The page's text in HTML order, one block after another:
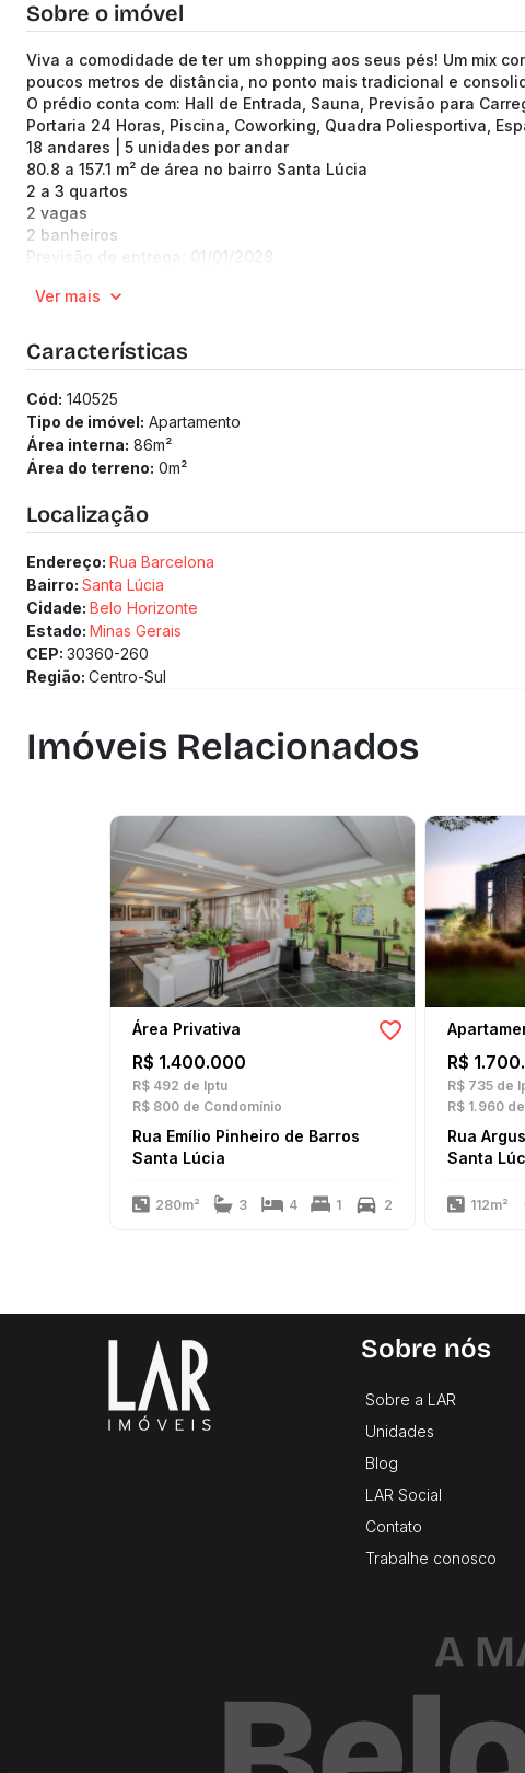
Sobre o imóvel
Viva a comodidade de ter um shopping aos seus pés! Um mix
poucos metros de distância, no ponto mais tradicional e
O prédio conta com: Hall de Entrada, Sauna, Previsão para
Portaria 24 Horas, Piscina, Coworking, Quadra Poliesportiva,
18 andares | 5 unidades por andar
80.8 a 157.1 m² de área no bairro Santa Lúcia
2 a 3 quartos
2 vagas
2 banheiros
Previsão de entrega: 01/01/2028
Medidor de gás individualizado
Ver mais
Características
Cód: 140525
Tipo de imóvel: Apartamento
Área interna: 86m²
Área do terreno: 0m²
Localização
Endereço: Rua Barcelona
Bairro: Santa Lúcia
Cidade: Belo Horizonte
Estado: Minas Gerais
CEP: 30360-260
Região: Centro-Sul
Imóveis Relacionados
Área Privativa
R$ 1.400.000
R$ 492 de Iptu
R$ 800 de Condomínio
Rua Emílio Pinheiro de Barros
Santa Lúcia
280m² 3 4 1 2
R$
R$ 735 de
R$ 1.960
Rua Argus
Santa
112m²
Sobre nós
Sobre a LAR
Unidades
Blog
LAR Social
Contato
Trabalhe conosco